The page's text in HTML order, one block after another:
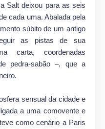
Salt deixou para as seis
cada uma. Abalada pela
súbito de um antigo
as pistas de sua
carta, coordenadas
pedra-sabão –, que a
sensual da cidade e
a uma comovente e
como cenário a Paris